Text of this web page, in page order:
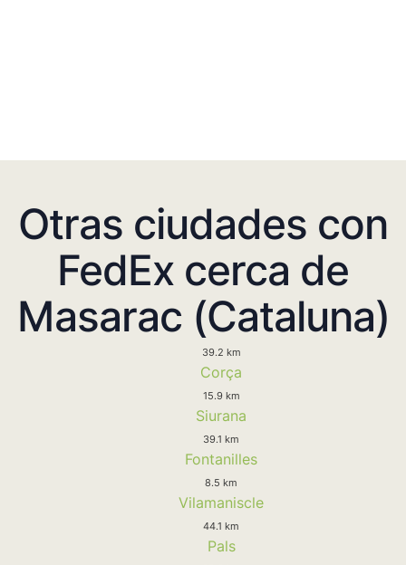
Otras ciudades con
FedEx cerca de
Masarac (Cataluna)
39.2 km
Corça
15.9 km
Siurana
39.1 km
Fontanilles
8.5 km
Vilamaniscle
44.1 km
Pals